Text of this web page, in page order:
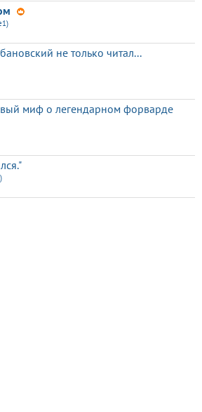
не только читал...
миф о легендарном форварде